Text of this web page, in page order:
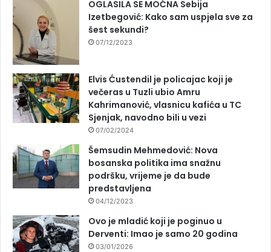
OGLASILA SE MOĆNA Sebija
Izetbegović: Kako sam uspjela sve za
šest sekundi?
07/12/2023
Elvis Ćustendil je policajac koji je
večeras u Tuzli ubio Amru
Kahrimanović, vlasnicu kafića u TC
Sjenjak, navodno bili u vezi
07/02/2024
Šemsudin Mehmedović: Nova
bosanska politika ima snažnu
podršku, vrijeme je da bude
predstavljena
04/12/2023
Ovo je mladić koji je poginuo u
Derventi: Imao je samo 20 godina
03/01/2026